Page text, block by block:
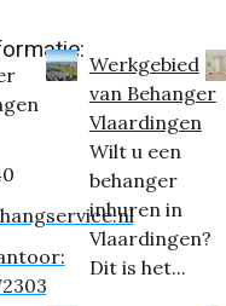
Werkgebied
van Behanger
Vlaardingen
Wilt u een
behanger
inhuren in
Vlaardingen?
Dit is het...